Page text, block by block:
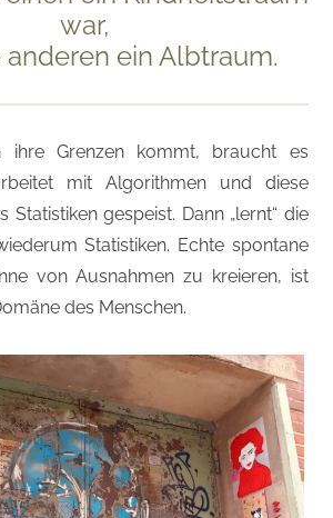
war,
anderen ein Albtraum.
Grenzen kommt, braucht es
mit Algorithmen und diese
Statistiken gespeist. Dann „lernt“ die
Statistiken. Echte spontane
von Ausnahmen zu kreieren, ist
des Menschen.